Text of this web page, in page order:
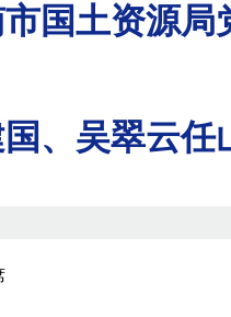
国土资源局
、吴翠云任